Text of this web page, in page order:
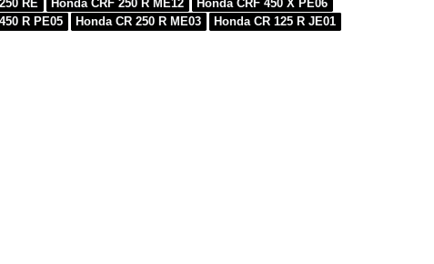
RE
Honda CRF 250 R ME12
Honda CRF 450 X PE06
R PE05
Honda CR 250 R ME03 Honda CR 125 R JE01